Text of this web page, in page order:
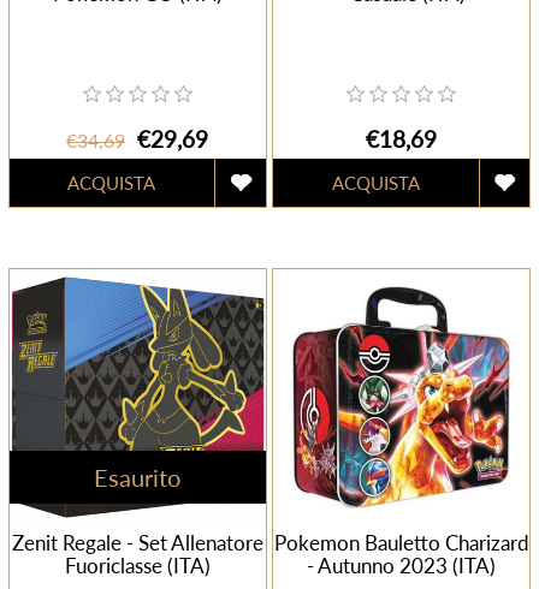
€34,69 €29,69 €18,69
Esaurito
Zenit Regale - Set Allenatore
Fuoriclasse (ITA)
Pokemon Bauletto Charizard
- Autunno 2023 (ITA)